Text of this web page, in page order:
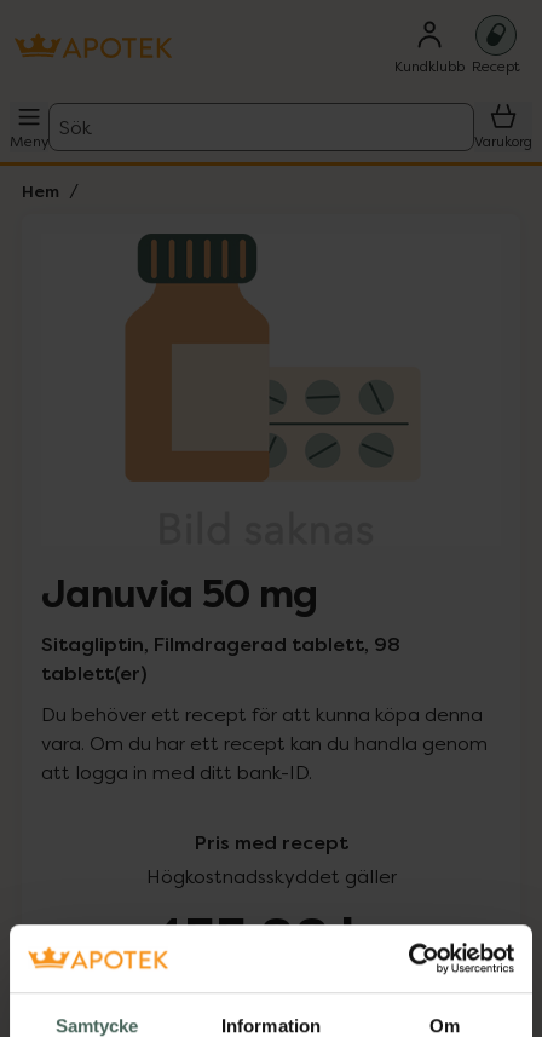
Samtycke Information Om
Kundklubb Recept
Meny
Sök
Varukorg
Hem
Lista: . Innehåller 1 objekt.
Januvia 50 mg
Sitagliptin, Filmdragerad tablett, 98
tablett(er)
Du behöver ett recept för att kunna köpa denna
vara. Om du har ett recept kan du handla genom
att logga in med ditt bank-ID.
Pris med recept
Högkostnadsskyddet gäller
455,88 kr
I apotek:455,88 kr